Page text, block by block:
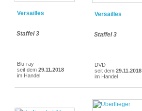
Versailles
Staffel 3
Blu-ray
seit dem 29.11.2018
im Handel
Versailles
Staffel 3
DVD
seit dem 29.11.2018
im Handel